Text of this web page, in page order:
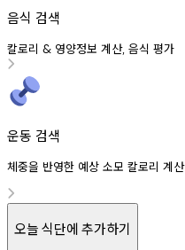
음식 검색
칼로리 & 영양정보 계산, 음식 평가
운동 검색
체중을 반영한 예상 소모 칼로리 계산
오늘 식단에 추가하기